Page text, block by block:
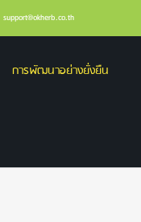
support@okherb.co.th
การพัฒนาอย่างยั่งยืน